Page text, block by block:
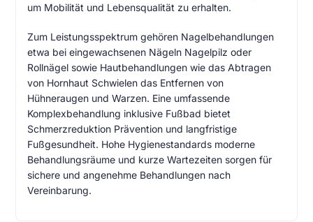
um Mobilität und Lebensqualität zu erhalten.
Zum Leistungsspektrum gehören Nagelbehandlungen
etwa bei eingewachsenen Nägeln Nagelpilz oder
Rollnägel sowie Hautbehandlungen wie das Abtragen
von Hornhaut Schwielen das Entfernen von
Hühneraugen und Warzen. Eine umfassende
Komplexbehandlung inklusive Fußbad bietet
Schmerzreduktion Prävention und langfristige
Fußgesundheit. Hohe Hygienestandards moderne
Behandlungsräume und kurze Wartezeiten sorgen für
sichere und angenehme Behandlungen nach
Vereinbarung.